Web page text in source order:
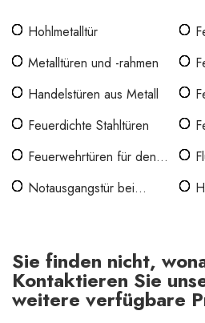
Hohlmetalltür
Metalltüren und -rahmen
Handelstüren aus Metall
Feuerdichte Stahltüren
Feuerwehrtüren für den
Notausgangstür bei
Sie finden nicht,
Kontaktieren Sie
weitere verfügbare